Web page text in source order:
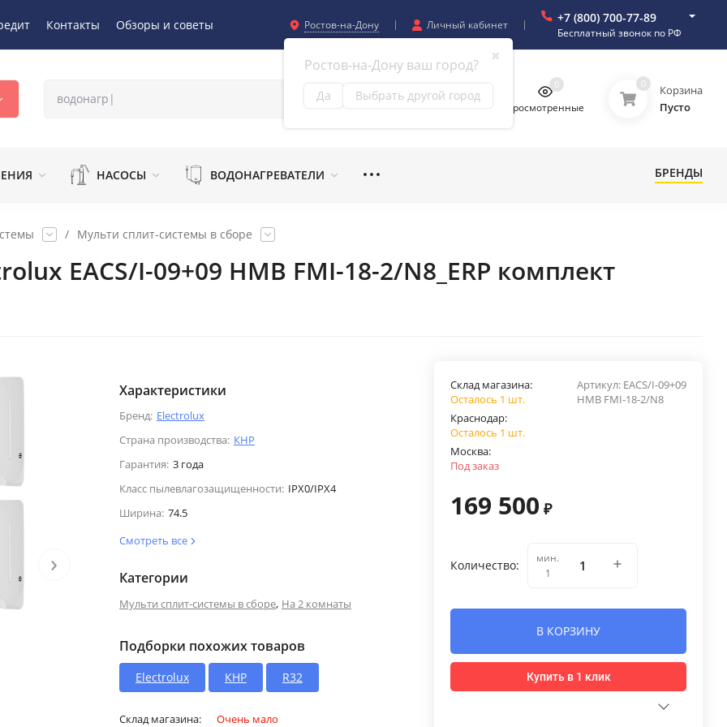
Контакты Обзоры и советы Ростов-на-Дону
✖
Ростов-на-Дону ваш город?
Да Выбрать другой город
Личный кабинет +7 (800) 700-77-89
Бесплатный звонок по РФ
Просмотренные
0 0
Корзина
Пусто
НАСОСЫ ВОДОНАГРЕВАТЕЛИ БРЕНДЫ
/ Мульти сплит-системы в сборе
EACS/I-09+09 НMB FMI-18-2/N8_ERP комплект
›
Характеристики
Бренд: Electrolux
Страна производства: КНР
Гарантия: 3 года
Класс пылевлагозащищенности: IPX0/IPX4
Ширина: 74.5
Смотреть все
Категории
Мульти сплит-системы в сборе, На 2 комнаты
Подборки похожих товаров
Electrolux КНР R32
Склад магазина:
Очень мало
Артикул: EACS/I-09+09
НMB FMI-18-2/N8
Склад магазина:
Осталось 1 шт.
Краснодар:
Осталось 1 шт.
Москва:
Под заказ
169 500 ₽
Количество:
мин.
1
В КОРЗИНУ
Купить в 1 клик